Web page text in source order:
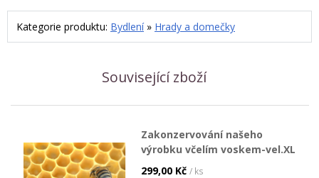
Kategorie produktu: Bydlení» Hrady a domečky
Související zboží
Zakonzervování našeho
výrobku včelím voskem-vel.XL
299,00 Kč / ks